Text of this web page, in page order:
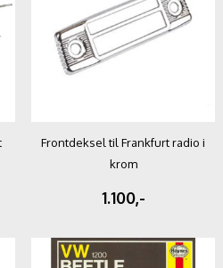
Frontdeksel til Frankfurt radio i
krom
1.100,-